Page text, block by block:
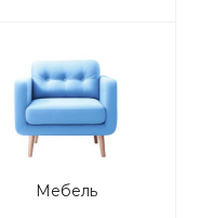
Мебель